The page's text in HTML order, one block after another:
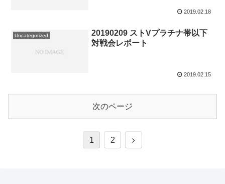
2019.02.18
Uncategorized
20190209 ストVプラチナ帯以下
対戦会レポート
2019.02.15
次のページ
1 2
次